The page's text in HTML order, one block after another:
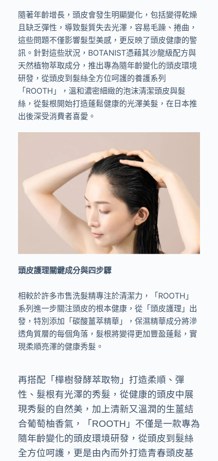
隨著年齡增長，頭皮會發生明顯變化，包括變得乾燥
且缺乏彈性，導致髮質失去光澤，容易毛躁、捲曲，
這些問題不僅影響髮型美感，更反映了頭皮健康的警
訊。針對這些狀況， BOTANIST憑藉其沙龍級配方與
天然植物萃取成分，推出專為隨年齡變化的頭皮環境
研發，從頭皮到髮絲全方位呵護的養護系列
「 ROOTH 」，溫和濃密細緻的泡沫清潔頭皮與髮
絲，從髮根開始打造蓬鬆健康的光澤美髮，在日本推
出後深受消費者喜愛。
頭皮護理關鍵成分與四步驟
相較於許多市售洗髮精專注於清潔力，「 ROOTH 」
系列進一步關注頭皮的根本健康，從「頭皮護理」出
發，特別添加「碳酸薑萃精華」，保濕精華成分將滲
透角質層的每個角落，髮根將變得更加豐盈蓬鬆，實
現柔順亮澤的健康秀髮。
再搭配「樺樹發酵萃取物」打造柔順、彈
性、髮根有光澤的秀髮，從健康的頭皮中展
現秀髮的自然美，加上清新又溫潤的生薑結
合葡萄柚香氣，「 ROOTH 」不僅是一款專為
隨年齡變化的頭皮環境研發，從頭皮到髮絲
全方位呵護，更是由內而外打造青春頭皮基